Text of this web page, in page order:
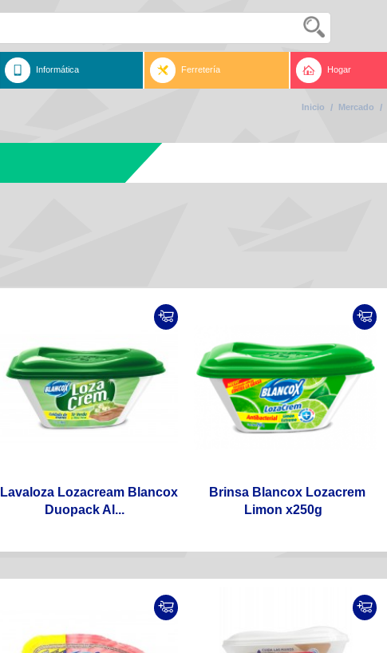
Informática Ferretería Hogar
Inicio / Mercado /
Lavaloza Lozacream Blancox
Duopack Al...
Brinsa Blancox Lozacrem
Limon x250g